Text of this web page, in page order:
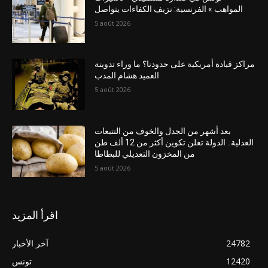
المواهب » الفرنسية: نزيف الكفاءات يتواصل
5 août 2026
مراكز قيادة أمريكية على حدودنا؟ ما وراء تدوينة
العميد هشام المدب
5 août 2026
بعد أشهر من الجدل والخوف من التتبعات
العدلية.. الدولة تعلن تكوين أكثر من 12 ألف طن
من المخزون التعديلي للبطاطا
5 août 2026
اقرأ المزيد
آخر الأخبار
24782
تونس
12420